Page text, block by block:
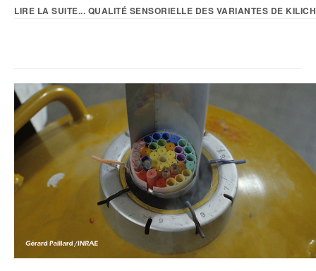
LIRE LA SUITE... QUALITÉ SENSORIELLE DES VARIANTES DE